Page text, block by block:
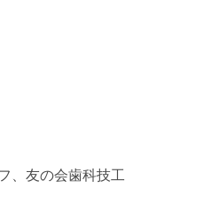
、友の会歯科技工